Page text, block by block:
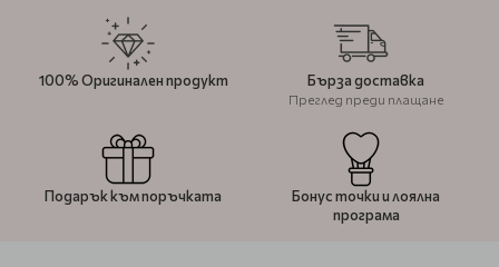
100% Оригинален продукт Бърза доставка
Преглед преди плащане
Подарък към поръчката
Бонус точки и лоялна
програма